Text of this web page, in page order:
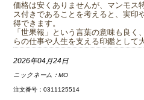
価格は安くありませんが、マンモス
ス付きであることを考えると、実印
得できます。
「世果報」という言葉の意味も良
らの仕事や人生を支える印鑑として
2026年04月24日
ニックネーム：MO
注文番号：0311125514